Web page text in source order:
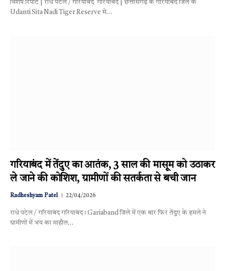
विशेष रिपोर्ट | राधे पटेल / गरियाबंद गरियाबंद | छत्तीसगढ़ के गरियाबंद जिले के
Udanti Sita Nadi Tiger Reserve से…
गरियाबंद में तेंदुए का आतंक, 3 साल की मासूम को उठाकर
ले जाने की कोशिश, ग्रामीणों की सतर्कता से बची जान
Radheshyam Patel 22/04/2026
राधे पटेल / गरियाबंद गरियाबंद। Gariaband जिले में एक बार फिर तेंदुए के हमले ने
ग्रामीणों में भय का माहौल…